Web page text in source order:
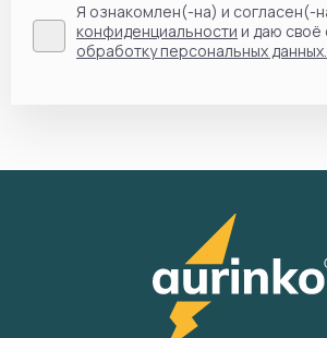
Я ознакомлен(-на) и согласен(-
конфиденциальности и даю своё
обработку персональных данных.